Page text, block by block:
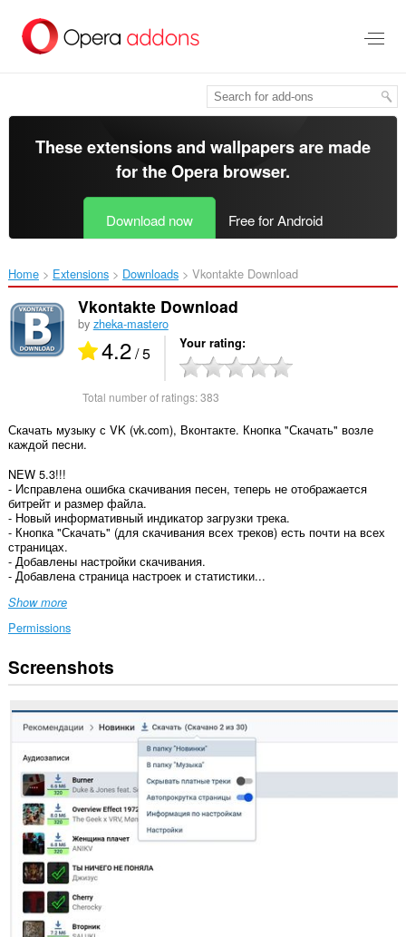
main
These extensions and wallpapers are made
for theOpera browser.
Download now Free for Android
Home Extensions Downloads Vkontakte Download‎
Vkontakte Download
by zheka-mastero
4.2/ 5 Your rating
Total number of ratings:383
Скачать музыку с VK (vk.com), Вконтакте. Кнопка "Скачать" возле
каждой песни.
NEW 5.3!!!
- Исправлена ошибка скачивания песен, теперь не отображается
битрейт и размер файла.
- Новый информативный индикатор загрузки трека.
- Кнопка "Скачать" (для скачивания всех треков) есть почти на всех
страницах.
- Добавлены настройки скачивания.
- Добавлена страница настроек и статистики...
Show more
Permissions
This
extension
access
your
some
websites.
This
extension
can
access
your
tabs
and
browsing
activity.
Screenshots